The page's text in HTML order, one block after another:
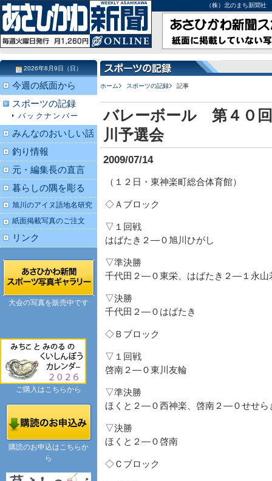
（株）北のまち新聞
ホーム スポーツの記録 記事
バレーボール 第４０
川予選会
2009/07/14
（１２日・東神楽町総合体育館）
◇Ａブロック
▽１回戦
はばたき２―０旭川ひがし
▽準決勝
千代田２―０東栄、はばたき２―１永山
▽決勝
千代田２―０はばたき
◇Ｂブロック
▽１回戦
啓南２―０東川友輪
▽準決勝
ほくと２―０西神楽、啓南２―０せせら
▽決勝
ほくと２―０啓南
◇Ｃブロック
2026年8月9日（日）
今週の紙面から
スポーツの記録
バックナンバー
みんなのおいしい話
釣り情報
元・編集長の直言
暮らしの隅を彫る
旭川のアイヌ語地名研究
紙面掲載写真のご注文
リンク
大会の写真を販売中です
ご購入はこちらから
購読のお申込はこちらか
ら